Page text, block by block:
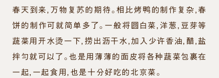
春天到来，万物复苏的期待。相比烤鸭的制作复杂，春
饼的制作可就简单多了。一般将圆白菜，洋葱，豆芽等
蔬菜用开水烫一下，捞出沥干水，加入少许香油，醋，盐
拌匀就可以了。也是用薄薄的面皮将各种蔬菜包裹在
一起，一起食用，也是十分好吃的北京菜。